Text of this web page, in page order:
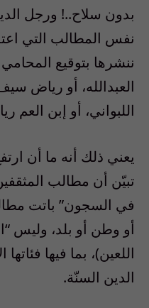
بدون سلاح..! ورجل
نفس المطالب التي
ننشرها بتوقيع
العبدالله، أو رياض
اللبواني، أو إبن العم
يعني ذلك أنه ما أن
تبيّن أن مطالب
في السجون” باتت
أو وطن أو بلد، وليس
اللعين)، بما فيها
الدين السنّة.